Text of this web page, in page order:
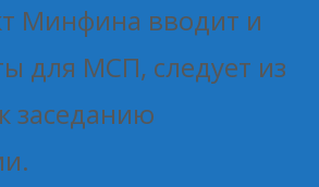
Минфина вводит и
для МСП, следует из
заседанию